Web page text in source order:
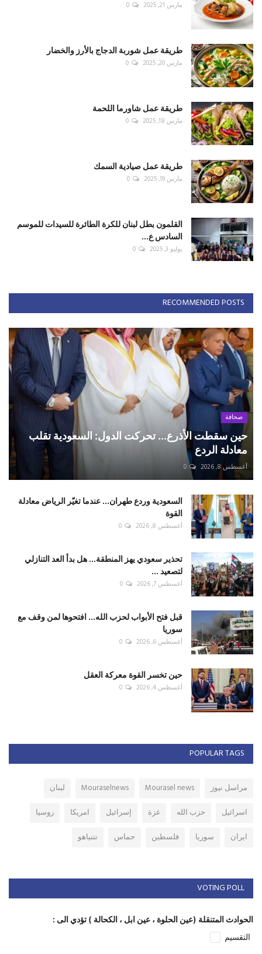
مارس 21, 2025 0
طريقة عمل شوربة الدجاج بالأرز والخضار
مارس 20, 2025 0
طريقة عمل شاورما اللحمة
مارس 18, 2025 0
طريقة عمل صيادية السمك
مارس 19, 2025 0
القلمون بطل لبنان للكرة الطائرة للسيدات للموسم
السادس ع...
يوليو 3, 2025 0
RECOMMENDED POSTS
صحافة
حين سقطت الأذرع... تحركت الدول: السعودية تقلب
معادلة الردع
أغسطس 8, 2026 0
السعودية وردع طهران... عندما تغيّر الرياض معادلة
القوة
أغسطس 8, 2026 0
تحذير سعودي يهز المنطقة... هل بدأ العد التنازلي
لتصعيد ...
أغسطس 7, 2026 0
قبل فتح الأبواب لحزب الله... افتحوها لمن وقف مع
سوريا
أغسطس 6, 2026 0
حين تخسر القوة معركة العقل
أغسطس 4, 2026 0
POPULAR TAGS
مراسل نيوز Mourasel news
Mouraselnews
لبنان
اسرائيل
حزب الله غزة إسرائيل امريكا
روسيا
ايران
سوريا فلسطين حماس نتنياهو
VOTING POLL
الحوادث المتنقلة (عين الحلوة ، عين ابل ، الكحالة ) تؤدي الى :
التقسيم